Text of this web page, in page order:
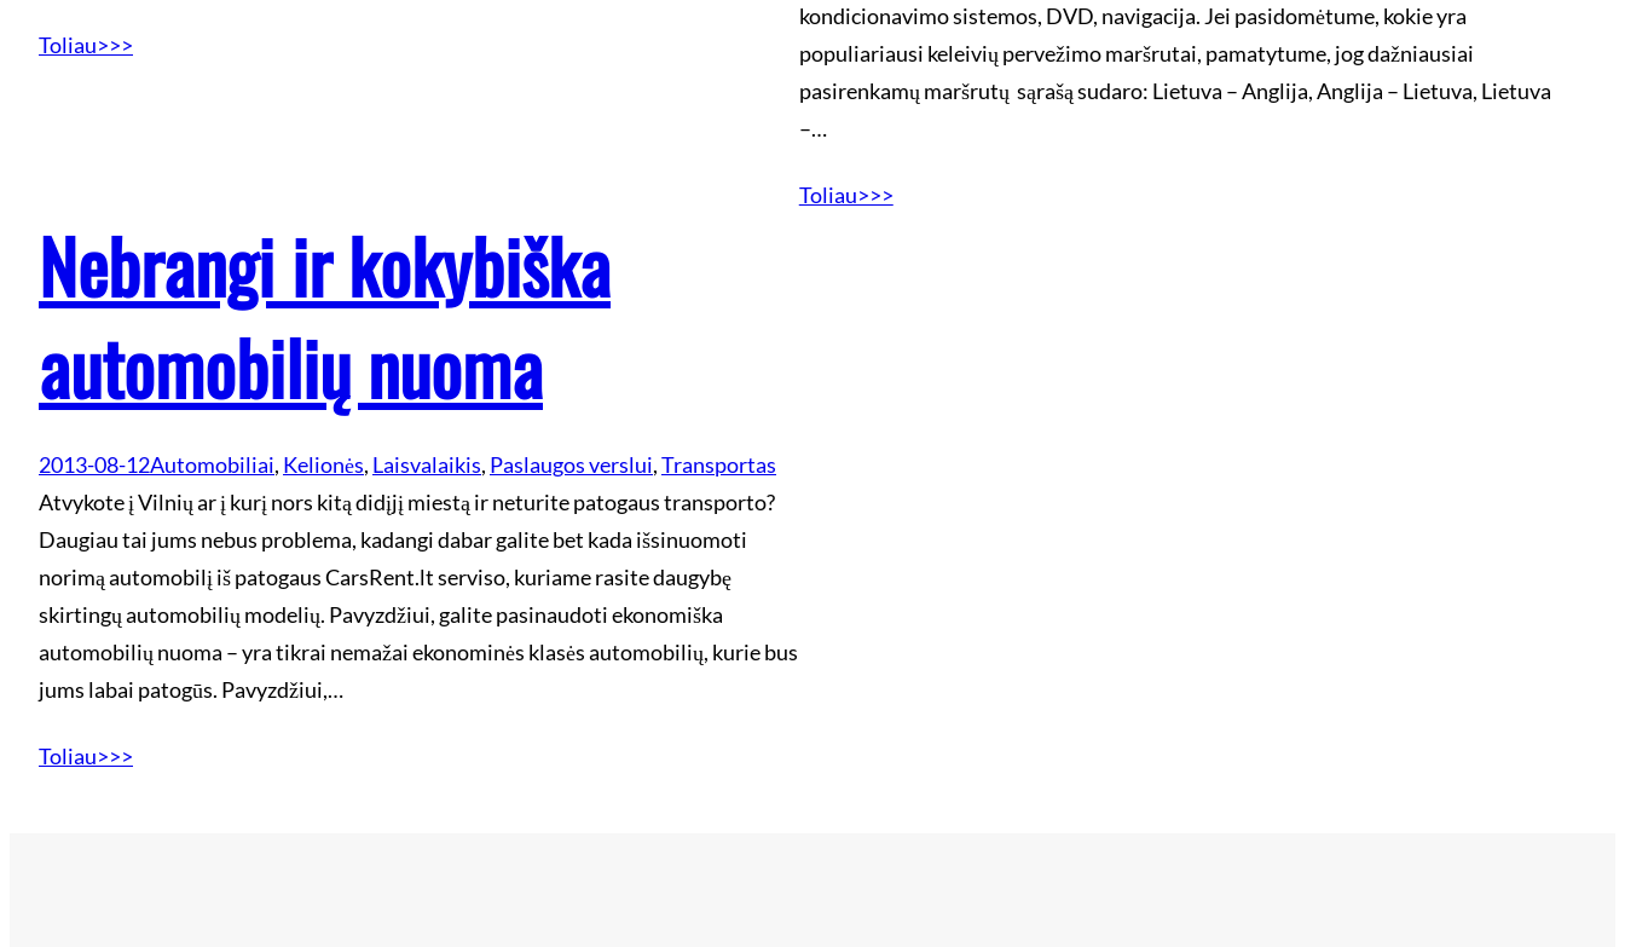
Toliau>>>
kondicionavimo sistemos, DVD, navigacija. Jei pasidomėtume, kokie yra
populiariausi keleivių pervežimo maršrutai, pamatytume, jog dažniausiai
pasirenkamų maršrutų sąrašą sudaro: Lietuva – Anglija, Anglija – Lietuva, Lietuva
–…
Toliau>>>
Nebrangi ir kokybiška
automobilių nuoma
2013-08-12Automobiliai, Kelionės, Laisvalaikis, Paslaugos verslui, Transportas
Atvykote į Vilnių ar į kurį nors kitą didįjį miestą ir neturite patogaus transporto?
Daugiau tai jums nebus problema, kadangi dabar galite bet kada išsinuomoti
norimą automobilį iš patogaus CarsRent.lt serviso, kuriame rasite daugybę
skirtingų automobilių modelių. Pavyzdžiui, galite pasinaudoti ekonomiška
automobilių nuoma – yra tikrai nemažai ekonominės klasės automobilių, kurie bus
jums labai patogūs. Pavyzdžiui,…
Toliau>>>